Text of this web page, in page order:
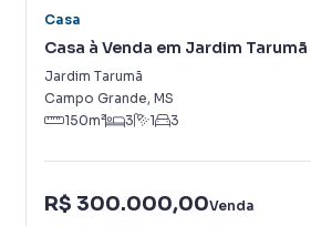
Casa
Casa à Venda em Jardim Tarumã
Jardim Tarumã
Campo Grande, MS
150m² 3 1 3
R$ 300.000,00Venda